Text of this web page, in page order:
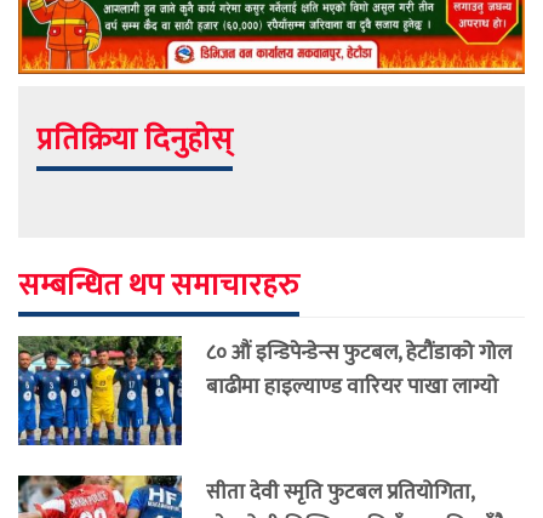
प्रतिक्रिया दिनुहोस्
सम्बन्धित थप समाचारहरु
८० औं इन्डिपेन्डेन्स फुटबल, हेटौंडाको गोल
बाढीमा हाइल्याण्ड वारियर पाखा लाग्यो
सीता देवी स्मृति फुटबल प्रतियोगिता,